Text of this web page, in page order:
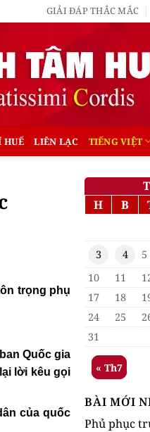
GIẢI ĐÁP THẮC MẮC
HUẾ LIÊN LẠC TIẾNG VIỆT
trọng phụ
Quốc gia
lời kêu gọi
của quốc
H
B
3
4 5
10
11
17
18
24
25
31
« Th7
BÀI MỚI
Phủ phục